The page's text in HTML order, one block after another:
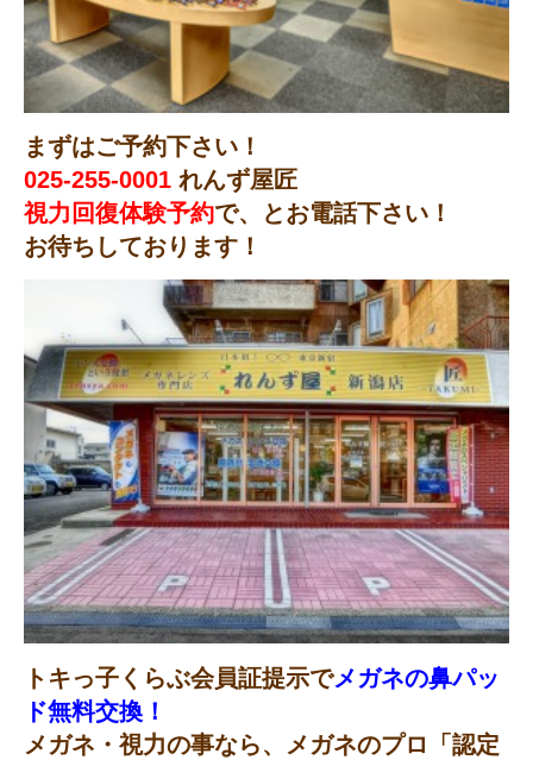
まずはご予約下さい！
025-255-0001 れんず屋匠
視力回復体験予約で、とお電話下さい！
お待ちしております！
トキっ子くらぶ会員証提示でメガネの鼻パッ
ド無料交換！
メガネ・視力の事なら、メガネのプロ「認定